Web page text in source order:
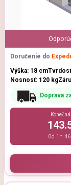
Doručenie do:
Výška: 18 cm
Nosnosť: 120 kg
Doprava
0d 1h